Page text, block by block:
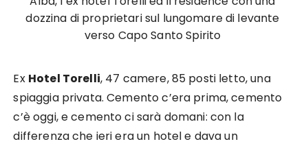
dozzina di proprietari sul lungomare di levante
verso Capo Santo Spirito
Ex Hotel Torelli, 47 camere, 85 posti letto, una
spiaggia privata. Cemento c’era prima, cemento
c’è oggi, e cemento ci sarà domani: con la
differenza che ieri era un hotel e dava un